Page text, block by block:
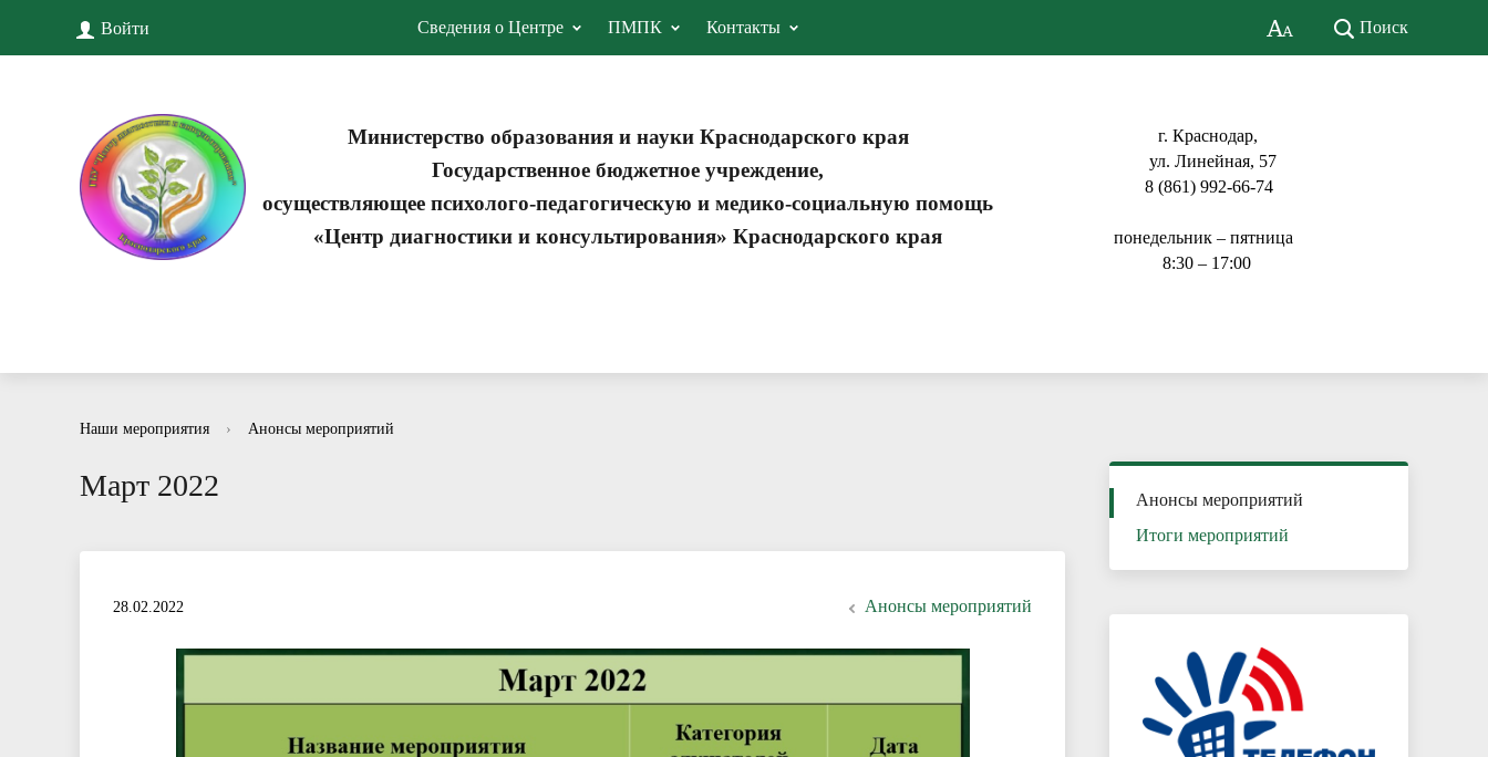
Войти Сведения о Центре ПМПК Контакты Поиск
Министерство образования и науки Краснодарского края
Государственное бюджетное учреждение,
осуществляющее психолого-педагогическую и медико-социальную помощь
«Центр диагностики и консультирования» Краснодарского края
г. Краснодар,
ул. Линейная, 57
8 (861) 992-66-74
понедельник – пятница
8:30 – 17:00
Наши мероприятия › Анонсы мероприятий
Март 2022
28.02.2022 Анонсы мероприятий
Анонсы мероприятий
Итоги мероприятий